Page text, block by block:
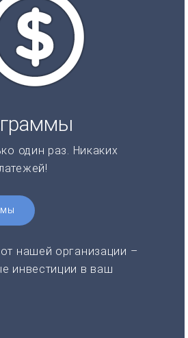
один раз. Никаких
нашей организации –
инвестиции в ваш